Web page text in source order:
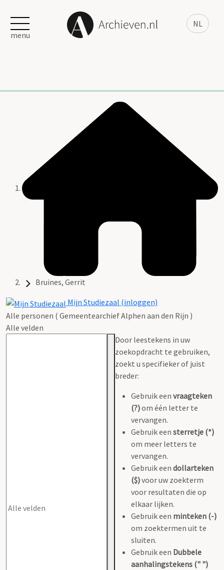
NL
menu
Bruines, Gerrit
Mijn Studiezaal (inloggen)
Alle personen ( Gemeentearchief Alphen aan den Rijn )
Alle velden
Door leestekens in uw
zoekopdracht te gebruiken,
zoekt u specifieker of juist
breder:
Gebruik een vraagteken
(?)om één letter te
vervangen.
Gebruik een sterretje (*)
om meer letters te
vervangen.
Gebruik een dollarteken
($)voor uw zoekterm
voor resultaten die op
elkaar lijken.
Gebruik een minteken (-)
om zoektermen uit te
sluiten.
Gebruik een Dubbele
aanhalingstekens (" ")